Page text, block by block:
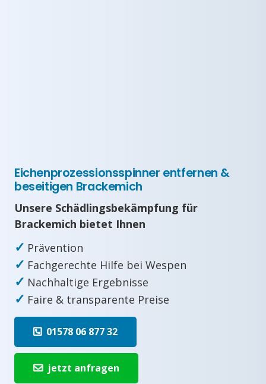
Eichenprozessionsspinner entfernen &
beseitigen Brackemich
Unsere Schädlingsbekämpfung für
Brackemich bietet Ihnen
✓ Prävention
✓ Fachgerechte Hilfe bei Wespen
✓ Nachhaltige Ergebnisse
✓ Faire & transparente Preise
01578 06 877 32
jetzt anfragen